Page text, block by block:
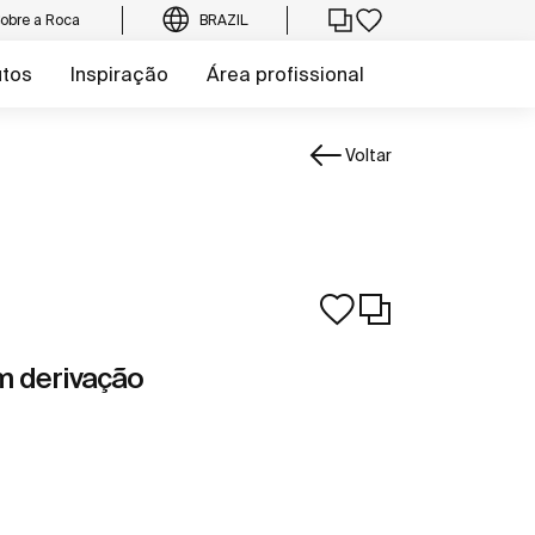
a Roca BRAZIL
Inspiração Área profissional
Voltar
derivação